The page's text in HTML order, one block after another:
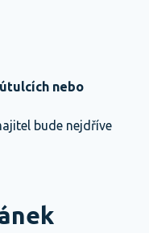
nebo
bude nejdříve